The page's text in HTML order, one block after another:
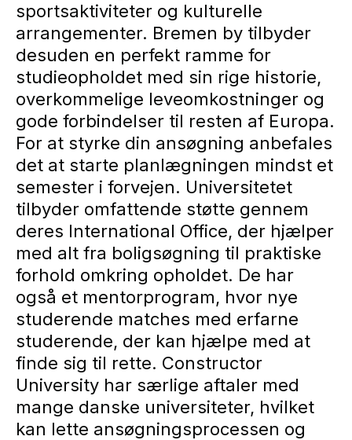
sportsaktiviteter og kulturelle
arrangementer. Bremen by tilbyder
desuden en perfekt ramme for
studieopholdet med sin rige historie,
overkommelige leveomkostninger og
gode forbindelser til resten af Europa.
For at styrke din ansøgning anbefales
det at starte planlægningen mindst et
semester i forvejen. Universitetet
tilbyder omfattende støtte gennem
deres International Office, der hjælper
med alt fra boligsøgning til praktiske
forhold omkring opholdet. De har
også et mentorprogram, hvor nye
studerende matches med erfarne
studerende, der kan hjælpe med at
finde sig til rette. Constructor
University har særlige aftaler med
mange danske universiteter, hvilket
kan lette ansøgningsprocessen og